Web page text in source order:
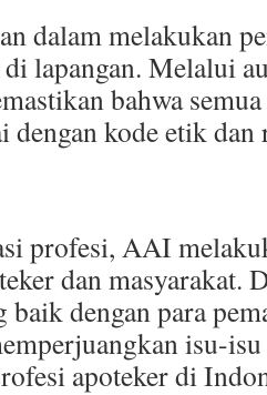
dalam melakukan
lapangan. Melalui
bahwa
dengan kode etik dan
profesi, AAI
dan masyarakat.
dengan para
isu-isu
apoteker di